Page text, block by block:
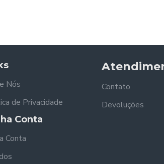
Nós
de Privacidade
Conta
Conta
Contato
Devoluções